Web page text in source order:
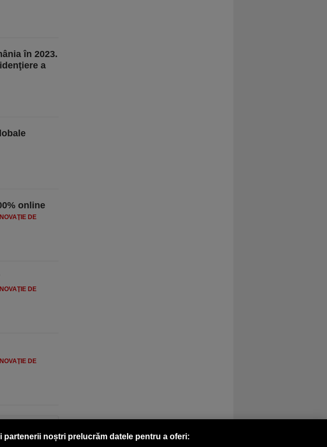
în 2023.
a
online
DE
DE
DE
partenerii noștri prelucrăm datele pentru a oferi: